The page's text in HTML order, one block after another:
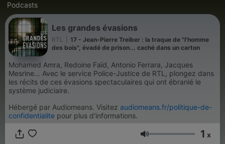
Podcasts
Les grandes évasions
RTL
17 - Jean-Pierre Treiber : la traque de "l'homme
des bois", évadé de prison... caché dans un carton
Mohamed Amra, Redoine Faïd, Antonio Ferrara, Jacques
Mesrine… Avec le service Police-Justice de RTL, plongez dans
les récits de ces évasions spectaculaires qui ont ébranlé le
système judiciaire.
Hébergé par Audiomeans. Visitez audiomeans.fr/politique-de-
confidentialite pour plus d'informations.
Volume 1 x